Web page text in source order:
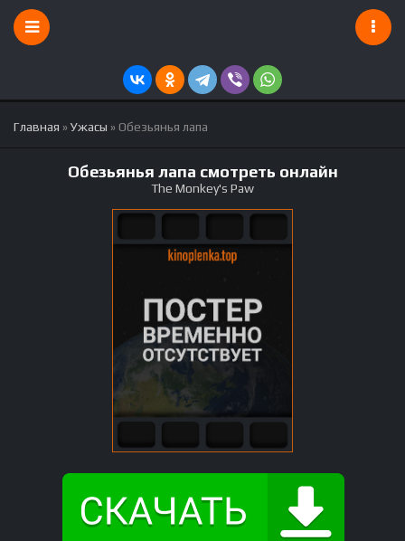
Главная »Ужасы » Обезьянья лапа
Обезьянья лапа смотреть онлайн
The Monkey's Paw